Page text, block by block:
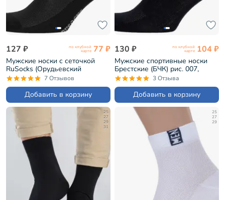
127 ₽ по клубной
карте 77 ₽
Мужские носки с сеточкой
RuSocks (Орудьевский
трикотаж) ЧЕРНЫЕ (М-2211)
7 Отзывов
Добавить в корзину
130 ₽ по клубной
карте 104 ₽
Мужские спортивные носки
Брестские (БЧК) рис. 007,
ЧЕРНЫЕ (14С2313)
3 Отзыва
Добавить в корзину
25
27
29
31
25
27
29